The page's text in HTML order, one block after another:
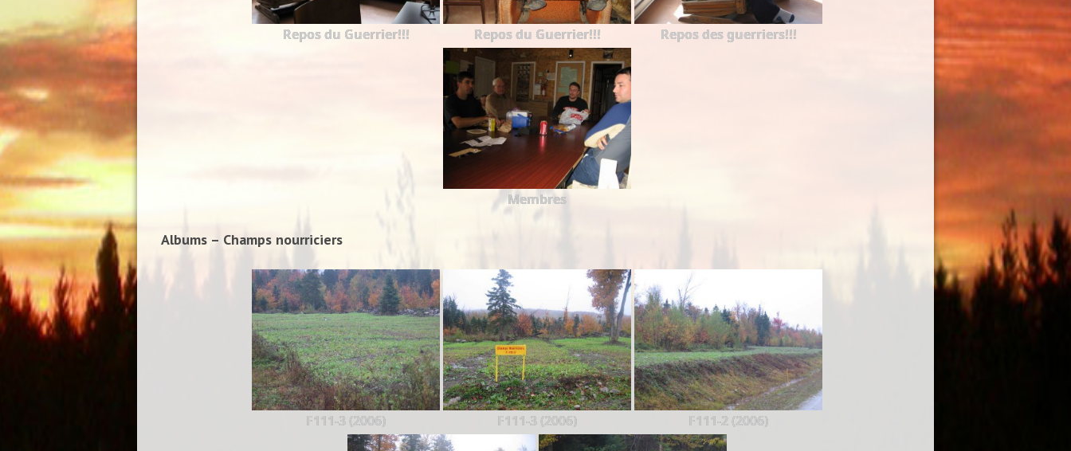
Repos du Guerrier!!! Repos du Guerrier!!! Repos des guerriers!!!
Membres
Albums – Champs nourriciers
F111-3 (2006) F111-3 (2006) F111-2 (2006)